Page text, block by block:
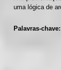
uma lógica de
Palavras-